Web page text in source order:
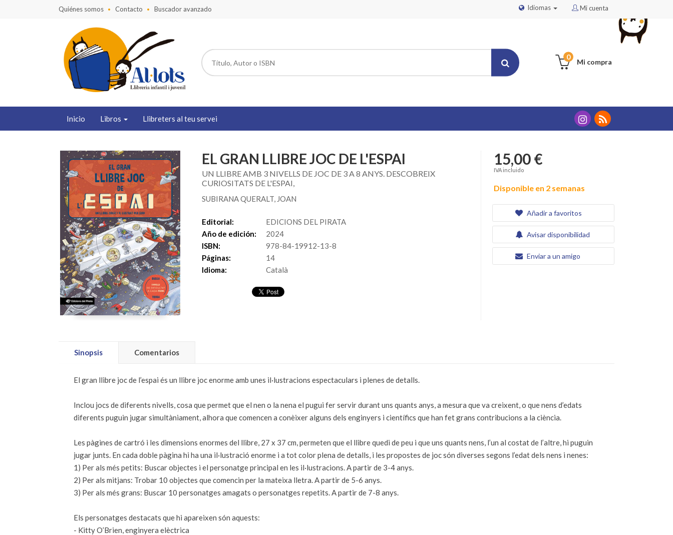
Mi cuenta
Idiomas
Quiénes somos Contacto Buscador avanzado
Mi compra
0
Inicio Libros Llibreters al teu servei
EL GRAN LLIBRE JOC DE L'ESPAI
UN LLIBRE AMB 3 NIVELLS DE JOC DE 3 A 8 ANYS. DESCOBREIX
CURIOSITATS DE L'ESPAI,
SUBIRANA QUERALT, JOAN
Editorial:
EDICIONS DEL PIRATA
Año de edición:
2024
ISBN:
978-84-19912-13-8
Páginas:
14
Idioma:
Català
15,00 €
IVA incluido
Disponible en 2 semanas
Añadir a favoritos
Avisar disponibilidad
Enviar a un amigo
Sinopsis Comentarios
El gran llibre joc de l’espai és un llibre joc enorme amb unes il·lustracions espectaculars i plenes de detalls.
Inclou jocs de diferents nivells, cosa que permet que el nen o la nena el pugui fer servir durant uns quants anys, a mesura que va creixent, o que nens d’edats
diferents puguin jugar simultàniament, alhora que comencen a conèixer alguns dels enginyers i científics que han fet grans contribucions a la ciència.
Les pàgines de cartró i les dimensions enormes del llibre, 27 x 37 cm, permeten que el llibre quedi de peu i que uns quants nens, l’un al costat de l’altre, hi puguin
jugar junts. En cada doble pàgina hi ha una il·lustració enorme i a tot color plena de detalls, i les propostes de joc són diverses segons l’edat dels nens i nenes:
1) Per als més petits: Buscar objectes i el personatge principal en les il·lustracions. A partir de 3-4 anys.
2) Per als mitjans: Trobar 10 objectes que comencin per la mateixa lletra. A partir de 5-6 anys.
3) Per als més grans: Buscar 10 personatges amagats o personatges repetits. A partir de 7-8 anys.
Els personatges destacats que hi apareixen són aquests:
- Kitty O’Brien, enginyera elèctrica